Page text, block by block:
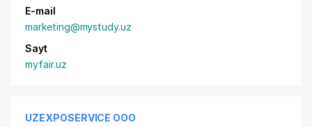
E-mail
marketing@mystudy.uz
Sayt
myfair.uz
UZEXPOSERVICE OOO